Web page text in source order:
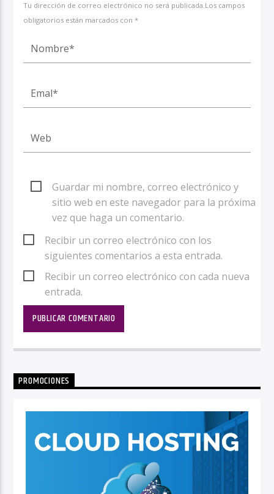
Tu dirección de correo electrónico no será publicada.Los campos
obligatorios están marcados con *
Guardar mi nombre, correo electrónico y
sitio web en este navegador para la próxima
vez que haga un comentario.
Recibir un correo electrónico con los
siguientes comentarios a esta entrada.
Recibir un correo electrónico con cada nueva
entrada.
PROMOCIONES